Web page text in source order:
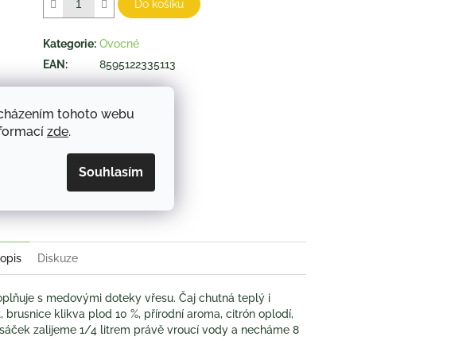
tohoto webu
zde.
Souhlasím
hvězdiček.
Do košíku
Kategorie: Ovocné
EAN: 8595122335113
TISK ZEPTAT SE
Twitter
Diskuze
s medovými doteky vřesu. Čaj chutná teplý i
klikva plod 10 %, přírodní aroma, citrón oplodí,
zalijeme 1/4 litrem právě vroucí vody a necháme 8